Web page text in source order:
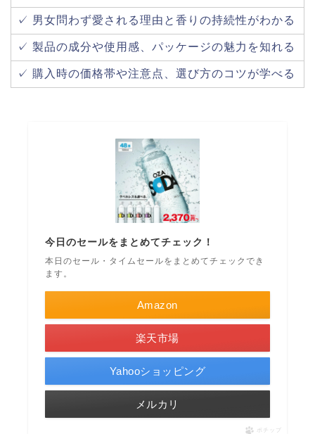
✓ 男女問わず愛される理由と香りの持続性がわかる
✓ 製品の成分や使用感、パッケージの魅力を知れる
✓ 購入時の価格帯や注意点、選び方のコツが学べる
今日のセールをまとめてチェック！
本日のセール・タイムセールをまとめてチェックでき
ます。
Amazon
楽天市場
Yahooショッピング
メルカリ
ポチップ